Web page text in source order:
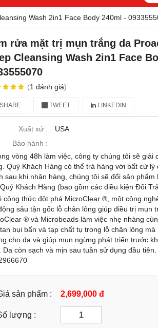
Wash 2in1 Face Body 240ml -
HẠT VÀNG 24K
- 0944193968
1,899,000 đ
GLUTATHIONE 180G -
rửa mặt trị mụn trắng da
Cleansing Wash 2in1 Face
(1 đánh giá)
SHARE TWEET LINKEDIN
Xuất xứ :
USA
Bảo hành :
vòng 48h làm việc, công ty chúng tôi sẽ giải
Quý Khách Hàng có thể trả hàng với bất cứ
sau khi nhận hàng, chúng tôi sẽ đổi sản phẩm
Khách Hàng (bao gồm các điều kiện Đổi
công thức đột phá MicroClear ®, một công
sâu tận gốc lỗ chân lông giúp điều trị mụn
® và Microbeads làm việc nhẹ nhàng
bụi bẩn và tạp chất tụ trong lỗ chân lông
cho da và giúp mụn ngừng phát triển trước
Da còn sạch và mịn sau tuần sử dụng đầu
sản phẩm : 2,699,000 đ
lượng :